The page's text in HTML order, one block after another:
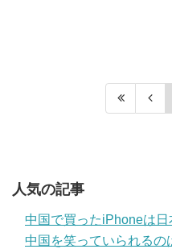
人気の記事
中国で買ったiPhoneは
中国を笑っていられるの